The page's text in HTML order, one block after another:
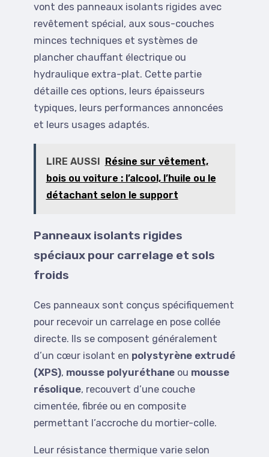
vont des panneaux isolants rigides avec
revêtement spécial, aux sous-couches
minces techniques et systèmes de
plancher chauffant électrique ou
hydraulique extra-plat. Cette partie
détaille ces options, leurs épaisseurs
typiques, leurs performances annoncées
et leurs usages adaptés.
LIRE AUSSI
Résine sur vêtement,
bois ou voiture : l’alcool, l’huile ou le
détachant selon le support
Panneaux isolants rigides
spéciaux pour carrelage et sols
froids
Ces panneaux sont conçus spécifiquement
pour recevoir un carrelage en pose collée
directe. Ils se composent généralement
d’un cœur isolant en polystyrène extrudé
(XPS), mousse polyuréthane ou mousse
résolique, recouvert d’une couche
cimentée, fibrée ou en composite
permettant l’accroche du mortier-colle.
Leur résistance thermique varie selon